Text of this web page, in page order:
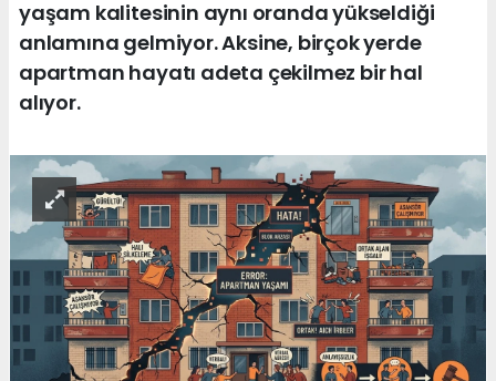
yaşam kalitesinin aynı oranda yükseldiği
anlamına gelmiyor. Aksine, birçok yerde
apartman hayatı adeta çekilmez bir hal
alıyor.